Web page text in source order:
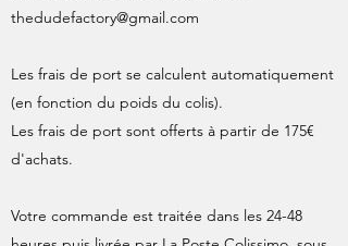
thedudefactory@gmail.com
Les frais de port se calculent automatiquement
(en fonction du poids du colis).
Les frais de port sont offerts à partir de 175€
d'achats.
Votre commande est traitée dans les 24-48